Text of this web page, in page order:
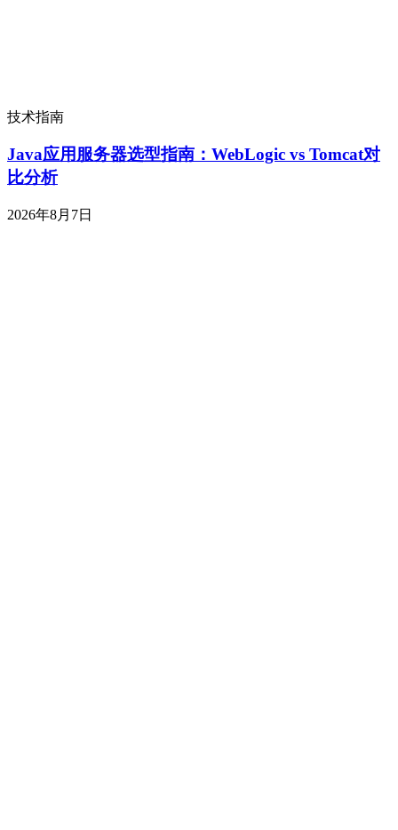
技术指南
Java应用服务器选型指南：WebLogic vs Tomcat对
比分析
2026年8月7日